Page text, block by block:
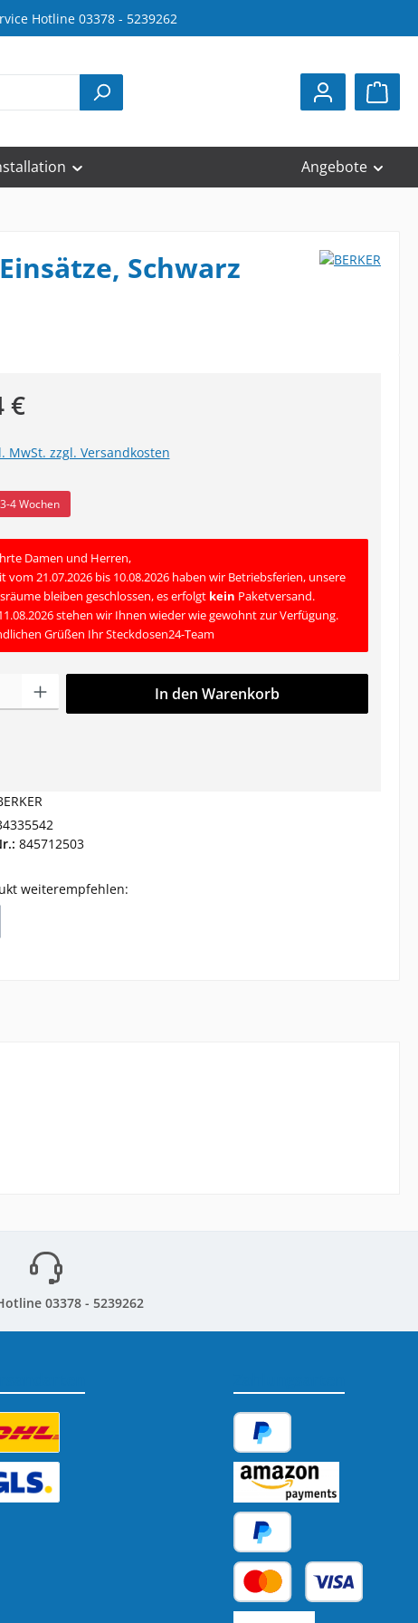
Hotline 03378 - 5239262
Angebote
Schwarz
€
MwSt. zzgl. Versandkosten
4 Wochen
Damen und Herren,
vom 21.07.2026 bis 10.08.2026 haben wir Betriebsferien, unsere
bleiben geschlossen, es erfolgt kein Paketversand.
stehen wir Ihnen wieder wie gewohnt zur Verfügung.
Grüßen Ihr Steckdosen24-Team
Gib den gewünschten Wert ein oder benutze die
In den Warenkorb
845712503
weiterempfehlen:
03378 - 5239262
Bild 1 PayPal
Amazon Pay
Später Bezahlen
Kredit- oder Debitkarte